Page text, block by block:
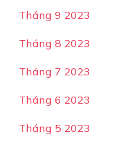
Tháng 9 2023
Tháng 8 2023
Tháng 7 2023
Tháng 6 2023
Tháng 5 2023